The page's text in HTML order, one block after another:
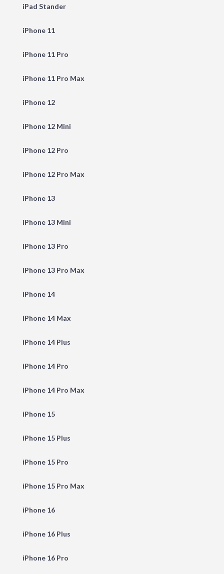
iPad Stander
iPhone 11
iPhone 11 Pro
iPhone 11 Pro Max
iPhone 12
iPhone 12 Mini
iPhone 12 Pro
iPhone 12 Pro Max
iPhone 13
iPhone 13 Mini
iPhone 13 Pro
iPhone 13 Pro Max
iPhone 14
iPhone 14 Max
iPhone 14 Plus
iPhone 14 Pro
iPhone 14 Pro Max
iPhone 15
iPhone 15 Plus
iPhone 15 Pro
iPhone 15 Pro Max
iPhone 16
iPhone 16 Plus
iPhone 16 Pro